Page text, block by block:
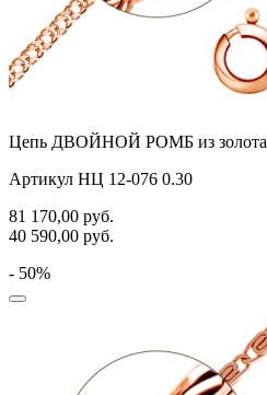
Цепь ДВОЙНОЙ РОМБ из золота
Артикул НЦ 12-076 0.30
81 170,00 руб.
40 590,00 руб.
- 50%